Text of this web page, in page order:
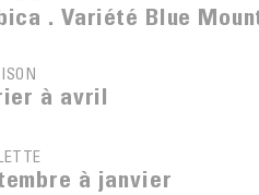
. Variété Blue
à avril
à janvier